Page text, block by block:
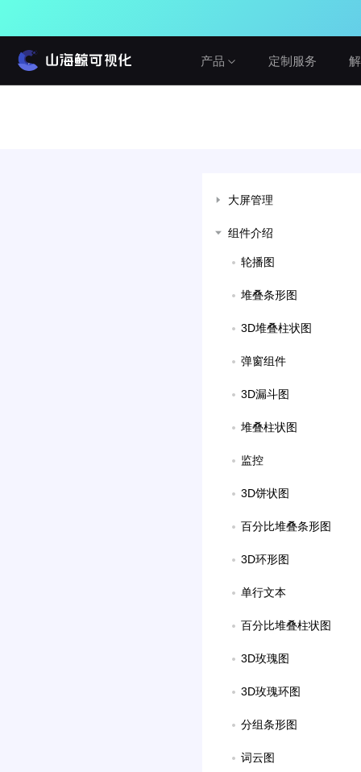
产品
真免费，无论个人或企业，学习或商用
局域网私有化部署，可OEM
定制服务
Cesium&GIS方案
大屏管理
组件介绍
轮播图
堆叠条形图
3D堆叠柱状图
弹窗组件
3D漏斗图
堆叠柱状图
监控
3D饼状图
百分比堆叠条形图
3D环形图
单行文本
百分比堆叠柱状图
3D玫瑰图
3D玫瑰环图
分组条形图
词云图